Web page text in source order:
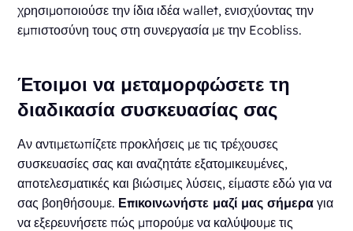
χρησιμοποιούσε την ίδια ιδέα wallet, ενισχύοντας την
εμπιστοσύνη τους στη συνεργασία με την Ecobliss.
Έτοιμοι να μεταμορφώσετε τη
διαδικασία συσκευασίας σας
Αν αντιμετωπίζετε προκλήσεις με τις τρέχουσες
συσκευασίες σας και αναζητάτε εξατομικευμένες,
αποτελεσματικές και βιώσιμες λύσεις, είμαστε εδώ για να
σας βοηθήσουμε. Επικοινωνήστε μαζί μας σήμερα για
να εξερευνήσετε πώς μπορούμε να καλύψουμε τις